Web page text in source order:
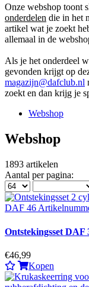
Onze webshop toont
onderdelen die in het
artikel wat je zoekt
allemaal in de
Als je het onderdeel
gevonden krijgt op
magazijn@dafclub.nl
zoekt en dan krijg je
Webshop
Webshop
1893 artikelen
Aantal per pagina:
Ontstekingsset DAF
€46,99
Kopen